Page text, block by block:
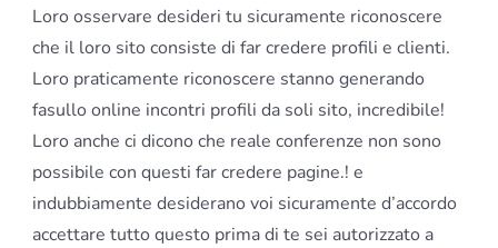
Loro osservare desideri tu sicuramente riconoscere
che il loro sito consiste di far credere profili e clienti.
Loro praticamente riconoscere stanno generando
fasullo online incontri profili da soli sito, incredibile!
Loro anche ci dicono che reale conferenze non sono
possibile con questi far credere pagine.! e
indubbiamente desiderano voi sicuramente d’accordo
accettare tutto questo prima di te sei autorizzato a